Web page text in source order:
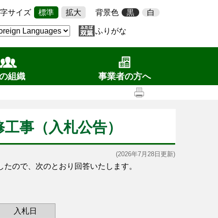
サイズ 標準 拡大 背景色 黒 白
ふりがな
組織 事業者の方へ
事（入札公告）
(2026年7月28日更新)
ので、次のとおり回答いたします。
入札日